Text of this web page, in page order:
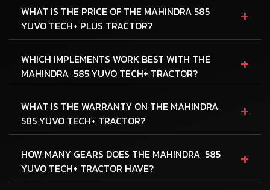
WHAT IS THE PRICE OF THE MAHINDRA 585
YUVO TECH+ PLUS TRACTOR?
+
WHICH IMPLEMENTS WORK BEST WITH THE
MAHINDRA 585 YUVO TECH+ TRACTOR?
+
WHAT IS THE WARRANTY ON THE MAHINDRA
585 YUVO TECH+ TRACTOR?
+
HOW MANY GEARS DOES THE MAHINDRA 585
YUVO TECH+ TRACTOR HAVE?
+